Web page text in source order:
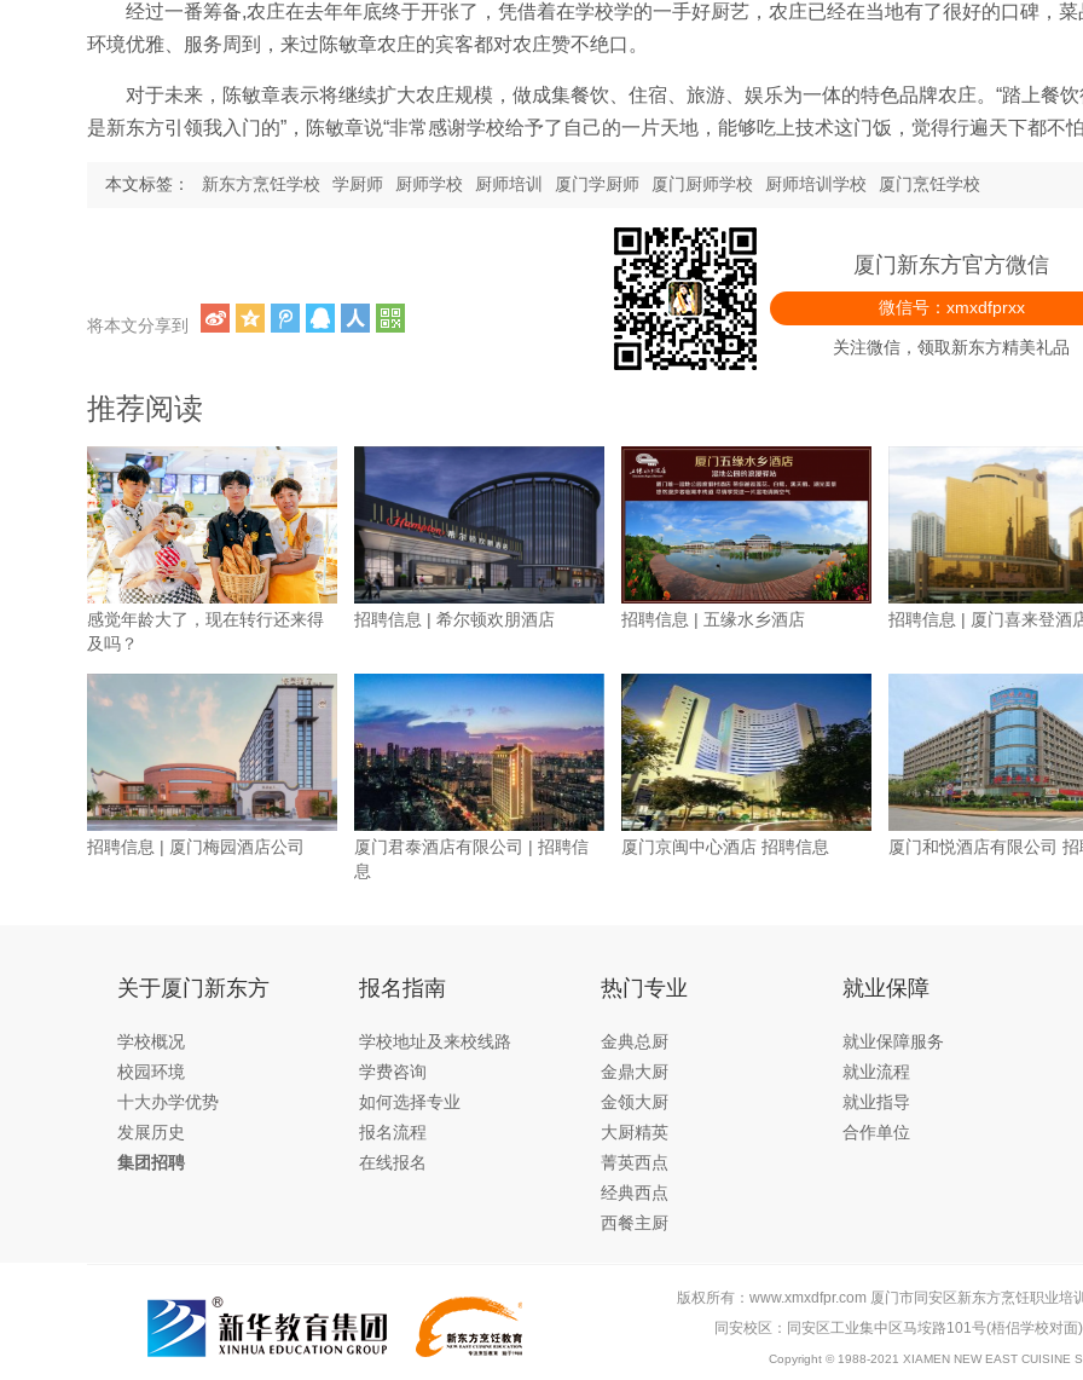
经过一番筹备,农庄在去年年底终于开张了，凭借着在学校学的一手好厨艺，农庄已经在当地有了很好的口碑，菜
环境优雅、服务周到，来过陈敏章农庄的宾客都对农庄赞不绝口。
对于未来，陈敏章表示将继续扩大农庄规模，做成集餐饮、住宿、旅游、娱乐为一体的特色品牌农庄。“踏上餐
是新东方引领我入门的”，陈敏章说“非常感谢学校给予了自己的一片天地，能够吃上技术这门饭，觉得行遍天下都不
本文标签： 新东方烹饪学校 学厨师 厨师学校 厨师培训 厦门学厨师 厦门厨师学校 厨师培训学校 厦门烹饪学校
将本文分享到
厦门新东方官方微信
微信号：xmxdfprxx
关注微信，领取新东方精美礼品
推荐阅读
感觉年龄大了，现在转行还来得
及吗？
招聘信息 | 希尔顿欢朋酒店 招聘信息 | 五缘水乡酒店 招聘信息 | 厦门喜来登酒
招聘信息 | 厦门梅园酒店公司
厦门君泰酒店有限公司 | 招聘信
息
厦门京闽中心酒店 招聘信息 厦门和悦酒店有限公司
关于厦门新东方
学校概况
校园环境
十大办学优势
发展历史
集团招聘
报名指南
学校地址及来校线路
学费咨询
如何选择专业
报名流程
在线报名
热门专业
金典总厨
金鼎大厨
金领大厨
大厨精英
菁英西点
经典西点
西餐主厨
就业保障
就业保障服务
就业流程
就业指导
合作单位
版权所有：www.xmxdfpr.com 厦门市同安区新东方烹饪职业培
同安校区：同安区工业集中区马垵路101号(梧侣学校对
Copyright © 1988-2021 XIAMEN NEW EAST CUISINE